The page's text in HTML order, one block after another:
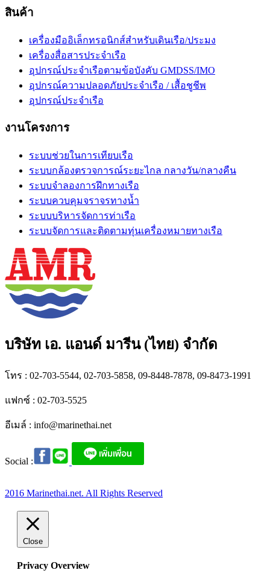
สินค้า
เครื่องมืออิเล็กทรอนิกส์สำหรับเดินเรือ/ประมง
เครื่องสื่อสารประจำเรือ
อุปกรณ์ประจำเรือตามข้อบังคับ GMDSS/IMO
อุปกรณ์ความปลอดภัยประจำเรือ / เสื้อชูชีพ
อุปกรณ์ประจำเรือ
งานโครงการ
ระบบช่วยในการเทียบเรือ
ระบบกล้องตรวจการณ์ระยะไกล กลางวัน/กลางคืน
ระบบจำลองการฝึกทางเรือ
ระบบควบคุมจราจรทางน้ำ
ระบบบริหารจัดการท่าเรือ
ระบบจัดการและติดตามทุ่นเครื่องหมายทางเรือ
บริษัท เอ. แอนด์ มารีน (ไทย) จำกัด
โทร : 02-703-5544, 02-703-5858, 09-8448-7878, 09-8473-1991
แฟกซ์ : 02-703-5525
อีเมล์ : info@marinethai.net
Social :
2016 Marinethai.net. All Rights Reserved
Close
Privacy Overview